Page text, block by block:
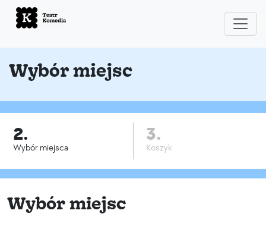
Wybór miejsc
2.
Wybór miejsca
3.
Koszyk
Wybór miejsc